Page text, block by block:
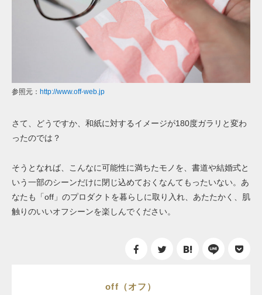
参照元： http://www.off-web.jp
さて、どうですか、和紙に対するイメージが180度ガラリと変わ
ったのでは？
そうとなれば、こんなに可能性に満ちたモノを、書道や結婚式と
いう一部のシーンだけに閉じ込めておくなんてもったいない。あ
なたも「off」のプロダクトを暮らしに取り入れ、あたたかく、肌
触りのいいオフシーンを楽しんでください。
off（オフ）